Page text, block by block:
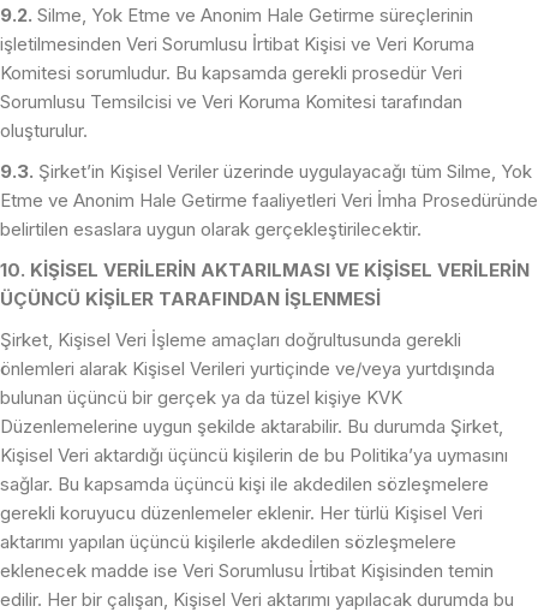
9.2. Silme, Yok Etme ve Anonim Hale Getirme süreçlerinin
işletilmesinden Veri Sorumlusu İrtibat Kişisi ve Veri Koruma
Komitesi sorumludur. Bu kapsamda gerekli prosedür Veri
Sorumlusu Temsilcisi ve Veri Koruma Komitesi tarafından
oluşturulur.
9.3. Şirket’in Kişisel Veriler üzerinde uygulayacağı tüm Silme, Yok
Etme ve Anonim Hale Getirme faaliyetleri Veri İmha Prosedüründe
belirtilen esaslara uygun olarak gerçekleştirilecektir.
10. KİŞİSEL VERİLERİN AKTARILMASI VE KİŞİSEL VERİLERİN
ÜÇÜNCÜ KİŞİLER TARAFINDAN İŞLENMESİ
Şirket, Kişisel Veri İşleme amaçları doğrultusunda gerekli
önlemleri alarak Kişisel Verileri yurtiçinde ve/veya yurtdışında
bulunan üçüncü bir gerçek ya da tüzel kişiye KVK
Düzenlemelerine uygun şekilde aktarabilir. Bu durumda Şirket,
Kişisel Veri aktardığı üçüncü kişilerin de bu Politika’ya uymasını
sağlar. Bu kapsamda üçüncü kişi ile akdedilen sözleşmelere
gerekli koruyucu düzenlemeler eklenir. Her türlü Kişisel Veri
aktarımı yapılan üçüncü kişilerle akdedilen sözleşmelere
eklenecek madde ise Veri Sorumlusu İrtibat Kişisinden temin
edilir. Her bir çalışan, Kişisel Veri aktarımı yapılacak durumda bu